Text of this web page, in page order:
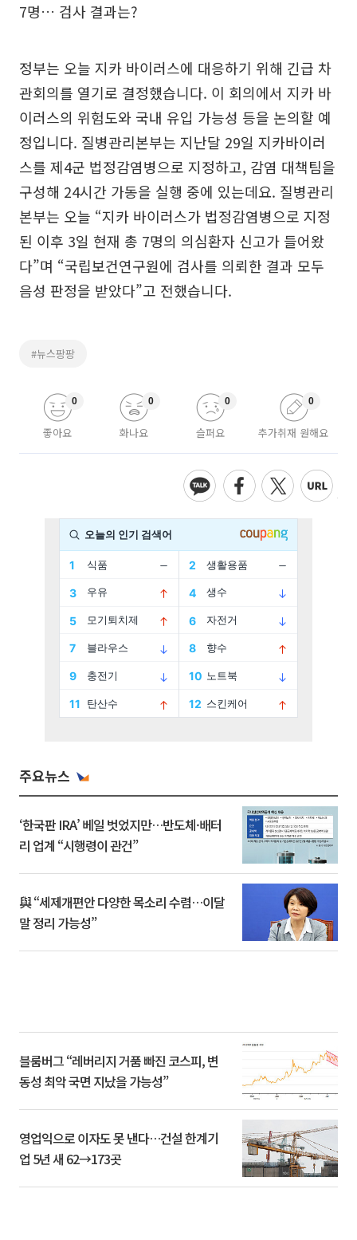
7명… 검사 결과는?
정부는 오늘 지카 바이러스에 대응하기 위해 긴급 차
관회의를 열기로 결정했습니다. 이 회의에서 지카 바
이러스의 위험도와 국내 유입 가능성 등을 논의할 예
정입니다. 질병관리본부는 지난달 29일 지카바이러
스를 제4군 법정감염병으로 지정하고, 감염 대책팀을
구성해 24시간 가동을 실행 중에 있는데요. 질병관리
본부는 오늘 “지카 바이러스가 법정감염병으로 지정
된 이후 3일 현재 총 7명의 의심환자 신고가 들어왔
다”며 “국립보건연구원에 검사를 의뢰한 결과 모두
음성 판정을 받았다”고 전했습니다.
#뉴스팡팡
좋아요
0
화나요
0
슬퍼요
0
추가취재 원해요
0
주요뉴스
‘한국판 IRA’ 베일 벗었지만…반도체·배터
리 업계 “시행령이 관건”
與 “세제개편안 다양한 목소리 수렴…이달
말 정리 가능성”
블룸버그 “레버리지 거품 빠진 코스피, 변
동성 최악 국면 지났을 가능성”
영업익으로 이자도 못 낸다…건설 한계기
업 5년 새 62→173곳